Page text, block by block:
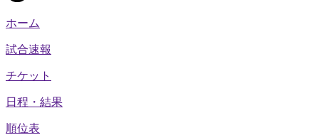
ホーム
試合速報
チケット
日程・結果
順位表